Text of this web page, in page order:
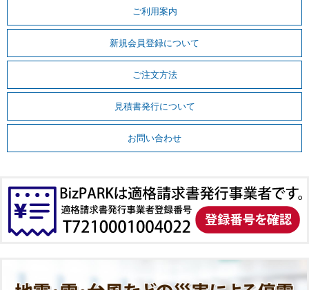
ご利用案内
新規会員登録について
ご注文方法
見積書発行について
お問い合わせ